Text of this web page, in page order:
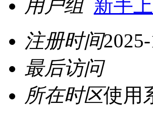
用户组 新手
注册时间
最后访问
所在时区使用